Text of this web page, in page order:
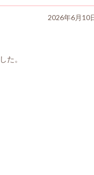
2026年6月10
た。